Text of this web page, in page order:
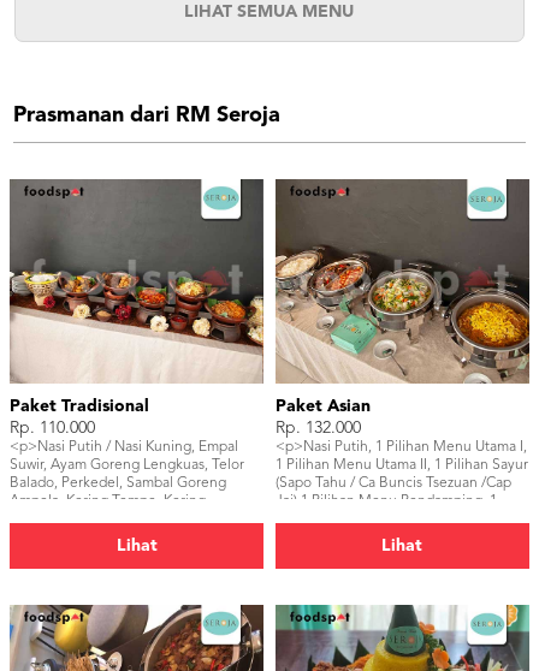
LIHAT SEMUA MENU
Prasmanan dari RM Seroja
Paket Tradisional
Rp. 110.000
<p>Nasi Putih / Nasi Kuning, Empal
Suwir, Ayam Goreng Lengkuas, Telor
Balado, Perkedel, Sambal Goreng
Ampela, Kering Tempe, Kering
Sambal, Kerupuk, Buah, Air
Lihat
Paket Asian
Rp. 132.000
<p>Nasi Putih, 1 Pilihan Menu Utama I,
1 Pilihan Menu Utama II, 1 Pilihan Sayur
(Sapo Tahu / Ca Buncis Tsezuan /Cap
Jai),1 Pilihan Menu Pendamping, 1
Buah, Air Mineral</p>
Lihat